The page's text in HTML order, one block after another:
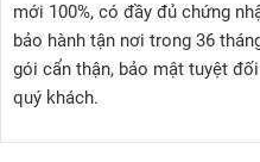
mới 100%, có đầy đủ chứng
bảo hành tận nơi trong 36
gói cẩn thận, bảo mật tuyệt
quý khách.